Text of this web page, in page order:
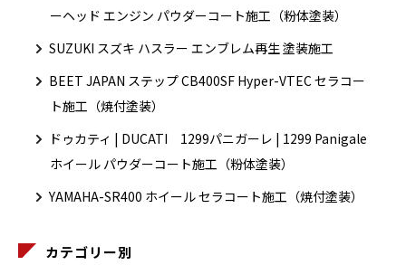
ーヘッド エンジン パウダーコート施工（粉体塗装）
SUZUKI スズキ ハスラー エンブレム再生 塗装施工
BEET JAPAN ステップ CB400SF Hyper-VTEC セラコー
ト施工（焼付塗装）
ドゥカティ | DUCATI 1299パニガーレ | 1299 Panigale
ホイール パウダーコート施工（粉体塗装）
YAMAHA-SR400 ホイール セラコート施工（焼付塗装）
カテゴリー別